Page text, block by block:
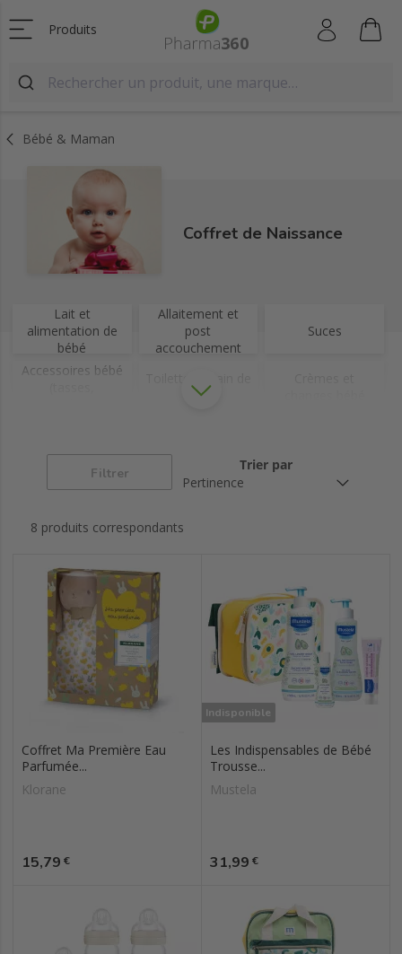
Produits
Bébé & Maman
Coffret de Naissance
Lait et
alimentation de
bébé
Allaitement et
post
accouchement
Suces
Accessoires bébé
bébé
Baby days Biberons
Filtrer
Trier par
8 produits correspondants
Coffret Ma Première Eau
Parfumée...
Klorane
Prix
15,79 €
Indisponible
Les Indispensables de Bébé
Trousse...
Mustela
Prix
31,99 €